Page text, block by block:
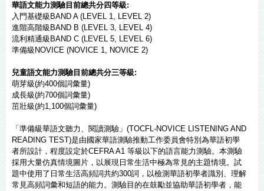
華語文能力測驗目前總共分四等級:
入門基礎級BAND A (LEVEL 1, LEVEL 2)
進階高階級BAND B (LEVEL 3, LEVEL 4)
流利精通級BAND C (LEVEL 5, LEVEL 6)
準備級NOVICE (NOVICE 1, NOVICE 2)
兒童語文能力測驗目前總共分三等級:
萌芽級(約400個詞彙量)
成長級(約700個詞彙量)
茁壯級(約1,100個詞彙量)
「準備級華語文聽力、閱讀測驗」(TOCFL-NOVICE LISTENING AND
READING TEST)是由國家華語測驗推動工作委員會特別為華語初學
者所設計，程度設定於CEFRA A1 等級以下的語言能力測驗。本測驗
採用大量仿真情境圖片，以展現日常生活中極為常見的主題情境。試
題中使用了日常生活高頻詞共約300詞，以檢測華語初學者識別、理解
常見高頻詞彙和短語的能力。測驗目的在鼓勵並協助華語初學者，能